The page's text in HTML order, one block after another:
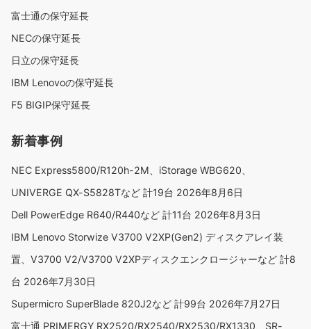
富士通の保守延長
NECの保守延長
日立の保守延長
IBM Lenovoの保守延長
F5 BIGIP保守延長
新着事例
NEC Express5800/R120h-2M、iStorage WBG620、
UNIVERGE QX-S5828Tなど 計19台 2026年8月6日
Dell PowerEdge R640/R440など 計11台 2026年8月3日
IBM Lenovo Storwize V3700 V2XP(Gen2) ディスクアレイ装
置、V3700 V2/V3700 V2XPディスクエンクロージャーなど 計8
台 2026年7月30日
Supermicro SuperBlade 820J2など 計99台 2026年7月27日
富士通 PRIMERGY RX2520/RX2540/RX2530/RX1330、SR-